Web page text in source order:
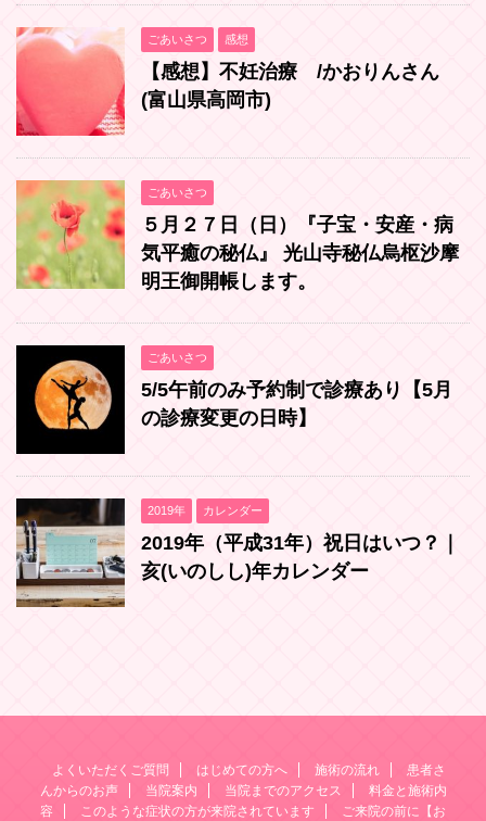
ごあいさつ 感想
【感想】不妊治療 /かおりんさん
(富山県高岡市)
ごあいさつ
５月２７日（日）『子宝・安産・病
気平癒の秘仏』 光山寺秘仏烏枢沙摩
明王御開帳します。
ごあいさつ
5/5午前のみ予約制で診療あり【5月
の診療変更の日時】
2019年 カレンダー
2019年（平成31年）祝日はいつ？｜
亥(いのしし)年カレンダー
よくいただくご質問 はじめての方へ 施術の流れ
患者さ
んからのお声
当院案内 当院までのアクセス
料金と施術内
容
このような症状の方が来院されています ご来院の前に【お